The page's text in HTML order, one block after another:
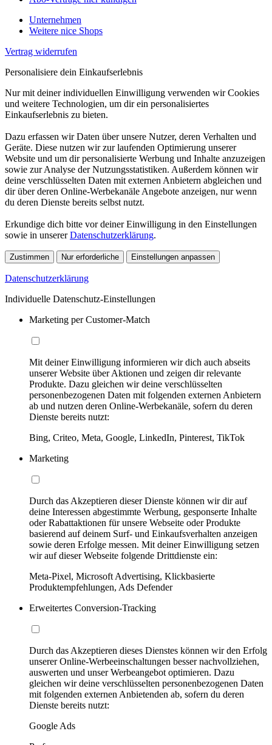
Unternehmen
Weitere nice Shops
Vertrag widerrufen
Personalisiere dein Einkaufserlebnis
Nur mit deiner individuellen Einwilligung verwenden wir Cookies
und weitere Technologien, um dir ein personalisiertes
Einkaufserlebnis zu bieten.
Dazu erfassen wir Daten über unsere Nutzer, deren Verhalten und
Geräte. Diese nutzen wir zur laufenden Optimierung unserer
Website und um dir personalisierte Werbung und Inhalte anzuzeigen
sowie zur Analyse der Nutzungsstatistiken. Außerdem können wir
deine verschlüsselten Daten mit externen Anbietern abgleichen und
dir über deren Online-Werbekanäle Angebote anzeigen, nur wenn
du deren Dienste bereits selbst nutzt.
Erkundige dich bitte vor deiner Einwilligung in den Einstellungen
sowie in unsererDatenschutzerklärung.
Zustimmen Nur erforderliche Einstellungen anpassen
Datenschutzerklärung
Individuelle Datenschutz-Einstellungen
Marketing per Customer-Match
Mit deiner Einwilligung informieren wir dich auch abseits
unserer Website über Aktionen und zeigen dir relevante
Produkte. Dazu gleichen wir deine verschlüsselten
personenbezogenen Daten mit folgenden externen Anbietern
ab und nutzen deren Online-Werbekanäle, sofern du deren
Dienste bereits nutzt:
Bing, Criteo, Meta, Google, LinkedIn, Pinterest, TikTok
Marketing
Durch das Akzeptieren dieser Dienste können wir dir auf
deine Interessen abgestimmte Werbung, gesponserte Inhalte
oder Rabattaktionen für unsere Webseite oder Produkte
basierend auf deinem Surf- und Einkaufsverhalten anzeigen
sowie deren Erfolge messen. Mit deiner Einwilligung setzen
wir auf dieser Webseite folgende Drittdienste ein:
Meta-Pixel, Microsoft Advertising, Klickbasierte
Produktempfehlungen, Ads Defender
Erweitertes Conversion-Tracking
Durch das Akzeptieren dieses Dienstes können wir den Erfolg
unserer Online-Werbeeinschaltungen besser nachvollziehen,
auswerten und unser Werbeangebot optimieren. Dazu
gleichen wir deine verschlüsselten personenbezogenen Daten
mit folgenden externen Anbietenden ab, sofern du deren
Dienste bereits nutzt:
Google Ads